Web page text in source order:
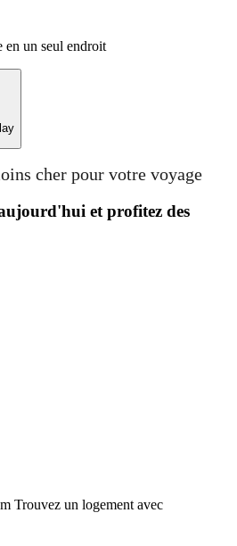
en un seul endroit
cher pour votre voyage
et profitez des
Trouvez un logement avec